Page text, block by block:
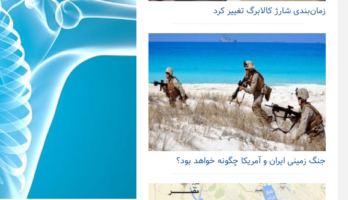
زمان‌بندی شارژ کالابرگ تغییر کرد
جنگ زمینی ایران و آمریکا چگونه خواهد بود؟